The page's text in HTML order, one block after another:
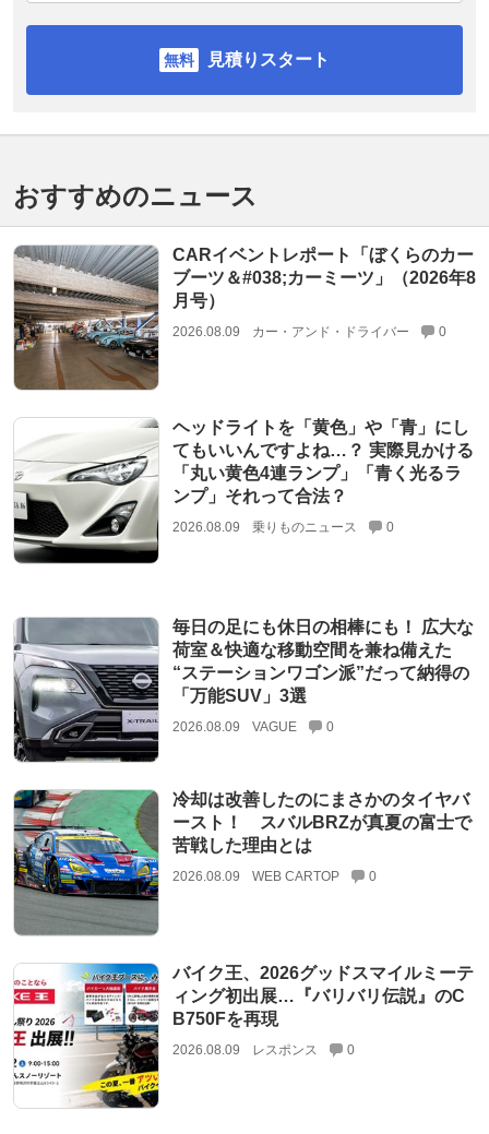
見積りスタート
おすすめのニュース
CARイベントレポート「ぼくらのカー
ブーツ＆#038;カーミーツ」（2026年8
月号）
2026.08.09 カー・アンド・ドライバー 0
ヘッドライトを「黄色」や「青」にし
てもいいんですよね…？ 実際見かける
「丸い黄色4連ランプ」「青く光るラ
ンプ」それって合法？
2026.08.09 乗りものニュース 0
毎日の足にも休日の相棒にも！ 広大な
荷室＆快適な移動空間を兼ね備えた
“ステーションワゴン派”だって納得の
「万能SUV」3選
2026.08.09 VAGUE 0
冷却は改善したのにまさかのタイヤバ
ースト！ スバルBRZが真夏の富士で
苦戦した理由とは
2026.08.09 WEB CARTOP 0
バイク王、2026グッドスマイルミーテ
ィング初出展…『バリバリ伝説』のC
B750Fを再現
2026.08.09 レスポンス 0